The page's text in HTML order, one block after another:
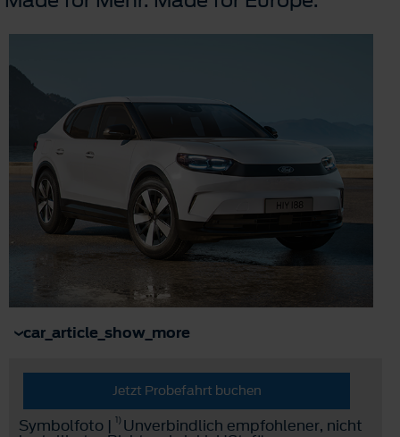
car_article_show_more
Jetzt Probefahrt buchen
Symbolfoto | 1) Unverbindlich empfohlener, nicht